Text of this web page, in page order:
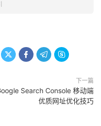
   
下一篇
Search Console 移动端
优质网址优化技巧